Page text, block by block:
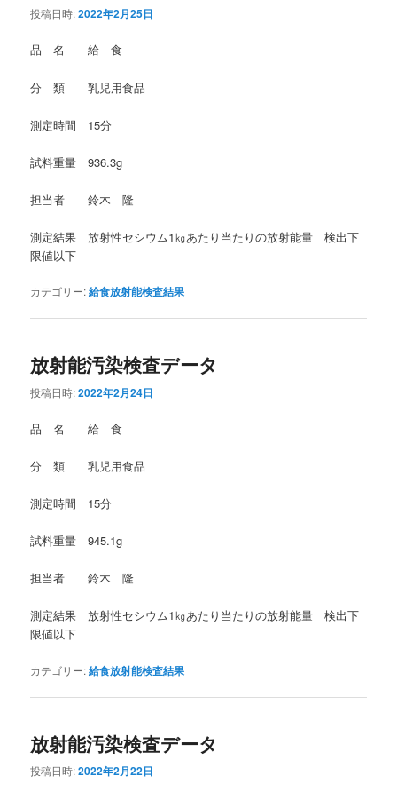
投稿日時:2022年2月25日
品 名 給 食
分 類 乳児用食品
測定時間 15分
試料重量 936.3g
担当者 鈴木 隆
測定結果 放射性セシウム1㎏あたり当たりの放射能量 検出下
限値以下
カテゴリー:給食放射能検査結果
放射能汚染検査データ
投稿日時:2022年2月24日
品 名 給 食
分 類 乳児用食品
測定時間 15分
試料重量 945.1g
担当者 鈴木 隆
測定結果 放射性セシウム1㎏あたり当たりの放射能量 検出下
限値以下
カテゴリー:給食放射能検査結果
放射能汚染検査データ
投稿日時:2022年2月22日